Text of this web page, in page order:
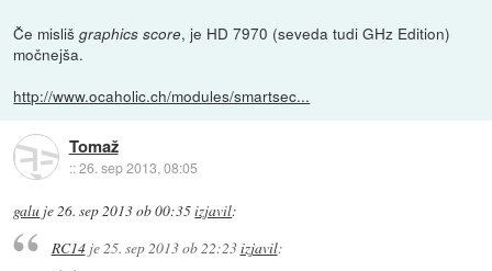
Če mislišgraphics score, je HD 7970 (seveda tudi GHz Edition)
močnejša.
http://www.ocaholic.ch/modules/smartsec...
Tomaž
::26. sep 2013, 08:05
galu je26. sep 2013 ob 00:35izjavil:
RC14je25. sep 2013 ob 22:23izjavil: